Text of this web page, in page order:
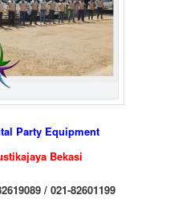
Party Equipment
Bekasi
/ 021-82601199